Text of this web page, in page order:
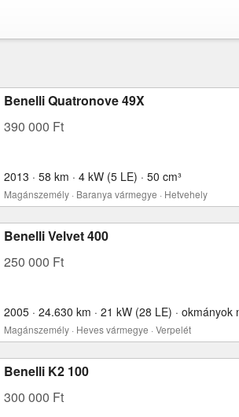
Benelli Quatronove 49X
390 000 Ft
2013 · 58 km · 4 kW (5 LE) · 50 cm³
Magánszemély · Baranya vármegye · Hetvehely
Benelli Velvet 400
250 000 Ft
Magánszemély · Heves vármegye · Verpelét
Benelli K2 100
300 000 Ft